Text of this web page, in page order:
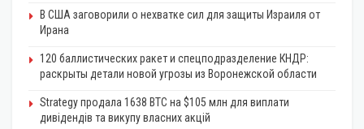
В США заговорили о нехватке сил для защиты Израиля от
Ирана
120 баллистических ракет и спецподразделение КНДР:
раскрыты детали новой угрозы из Воронежской области
Strategy продала 1638 BTC на $105 млн для виплати
дивідендів та викупу власних акцій